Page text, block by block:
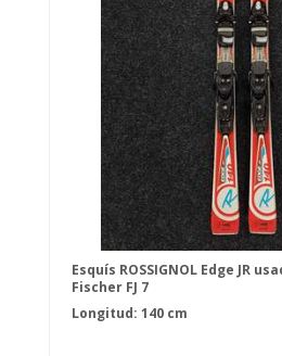
Esquís ROSSIGNOL Edge JR
Fischer FJ 7
Longitud: 140 cm